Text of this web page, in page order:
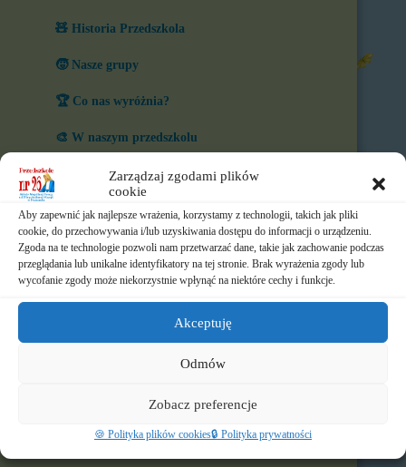
Zarządzaj zgodami plików
cookie
Aby zapewnić jak najlepsze wrażenia, korzystamy z technologii, takich jak pliki
cookie, do przechowywania i/lub uzyskiwania dostępu do informacji o urządzeniu.
Zgoda na te technologie pozwoli nam przetwarzać dane, takie jak zachowanie podczas
przeglądania lub unikalne identyfikatory na tej stronie. Brak wyrażenia zgody lub
wycofanie zgody może niekorzystnie wpłynąć na niektóre cechy i funkcje.
Akceptuję
Odmów
Zobacz preferencje
🍪 Polityka plików cookies🔒 Polityka prywatności
🧸 Historia Przedszkola
🧒 Nasze grupy
🏆 Co nas wyróżnia?
🎨 W naszym przedszkolu
⏲️ Ramowy rozkład dnia
📃 Dokumenty
⛪ Historia Zgromadzenia
📧 Kontakt
Nasz profil FB